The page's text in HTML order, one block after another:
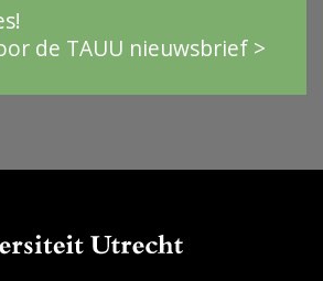
de TAUU nieuwsbrief >